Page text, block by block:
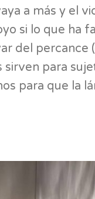
a más y el
si lo que ha
del percance
para
para que la